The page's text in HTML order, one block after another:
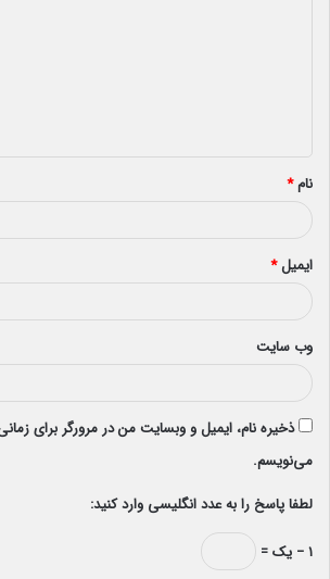
*
نام*
ایمیل*
وب‌ سایت
ذخیره نام، ایمیل و وبسایت من در مرورگر برای
می‌نویسم.
لطفا پاسخ را به عدد انگلیسی وارد کنید:
۱ − یک =